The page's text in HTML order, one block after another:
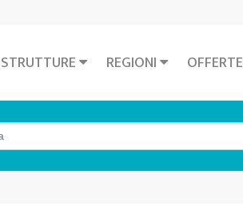
STRUTTURE REGIONI OFFERTE